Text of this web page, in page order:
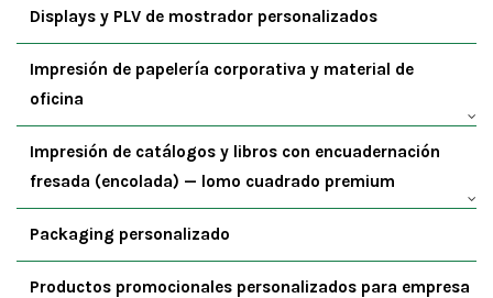
Displays y PLV de mostrador personalizados
Impresión de papelería corporativa y material de
oficina
Impresión de catálogos y libros con encuadernación
fresada (encolada) — lomo cuadrado premium
Packaging personalizado
Productos promocionales personalizados para empresa